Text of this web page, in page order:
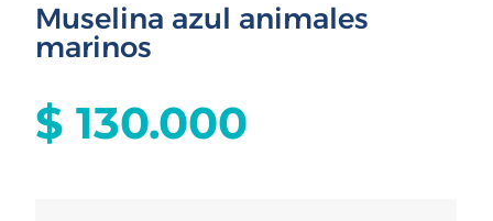
Muselina azul animales
marinos
$ 130.000